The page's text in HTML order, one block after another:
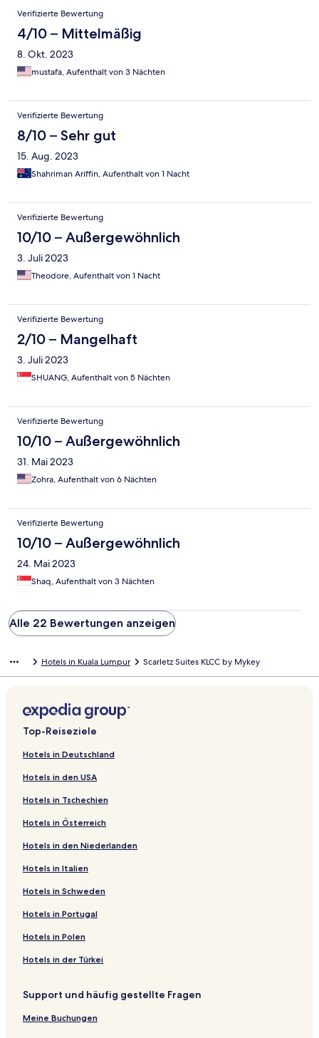
Verifizierte Bewertung
4/10 – Mittelmäßig
8. Okt. 2023
mustafa, Aufenthalt von 3 Nächten
Verifizierte Bewertung
8/10 – Sehr gut
15. Aug. 2023
Shahriman Ariffin, Aufenthalt von 1 Nacht
Verifizierte Bewertung
10/10 – Außergewöhnlich
3. Juli 2023
Theodore, Aufenthalt von 1 Nacht
Verifizierte Bewertung
2/10 – Mangelhaft
3. Juli 2023
SHUANG, Aufenthalt von 5 Nächten
Verifizierte Bewertung
10/10 – Außergewöhnlich
31. Mai 2023
Zohra, Aufenthalt von 6 Nächten
Verifizierte Bewertung
10/10 – Außergewöhnlich
24. Mai 2023
Shaq, Aufenthalt von 3 Nächten
Alle 22 Bewertungen anzeigen
Hotels in Kuala Lumpur Scarletz Suites KLCC by Mykey
Top-Reiseziele
Hotels in Deutschland
Hotels in den USA
Hotels in Tschechien
Hotels in Österreich
Hotels in den Niederlanden
Hotels in Italien
Hotels in Schweden
Hotels in Portugal
Hotels in Polen
Hotels in der Türkei
Support und häufig gestellte Fragen
Meine Buchungen